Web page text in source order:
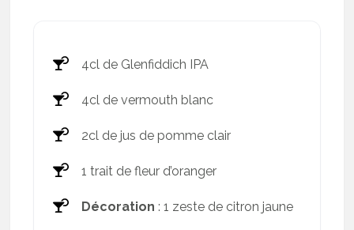
4cl de Glenfiddich IPA
4cl de vermouth blanc
2cl de jus de pomme clair
1 trait de fleur d’oranger
Décoration : 1 zeste de citron jaune